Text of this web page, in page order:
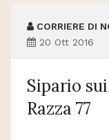
CORRIERE DI
20 Ott 2016
Sipario
Razza 77